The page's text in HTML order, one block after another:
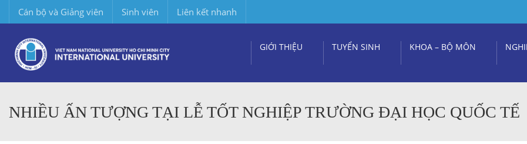
Cán bộ và Giảng viên Sinh viên Liên kết nhanh
GIỚI THIỆU TUYỂN SINH KHOA – BỘ MÔN
NHIỀU ẤN TƯỢNG TẠI LỄ TỐT NGHIỆP TRƯỜNG ĐẠI HỌC QUỐC TẾ